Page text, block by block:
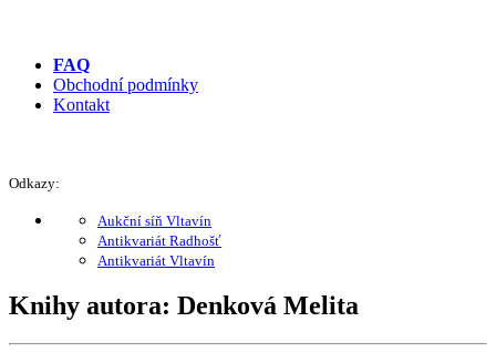
FAQ
Obchodní podmínky
Kontakt
Odkazy:
Aukční síň Vltavín
Antikvariát Radhošť
Antikvariát Vltavín
Knihy autora: Denková Melita